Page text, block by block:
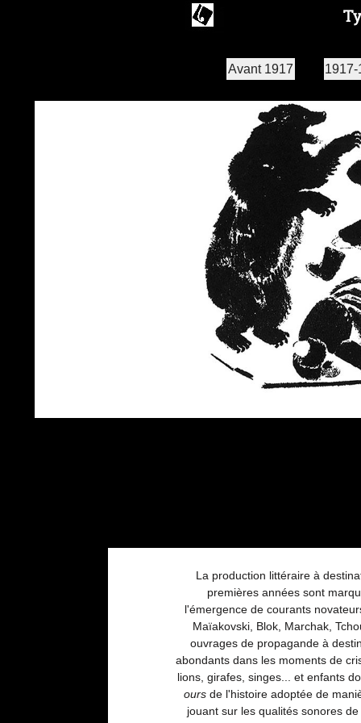
Avant 1917 1917-
La production littéraire à
premières années sont
l'émergence de courants
Maïakovski, Blok, Marchak,
ouvrages de propagande à
abondants dans les moments de
lions, girafes, singes... et enfants
oursde l'histoire adoptée de
jouant sur les qualités sonores